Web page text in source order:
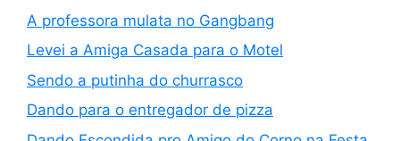
A professora mulata no Gangbang
Levei a Amiga Casada para o Motel
Sendo a putinha do churrasco
Dando para o entregador de pizza